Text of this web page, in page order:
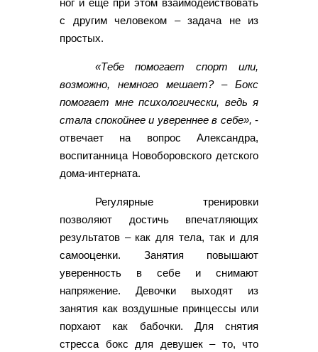
с другим человеком – задача не из
простых.
«Тебе помогает спорт или,
возможно, немного мешает? – Бокс
помогает мне психологически, ведь я
стала спокойнее и увереннее в себе», -
отвечает на вопрос Александра,
воспитанница Новоборовского детского
дома-интерната.
Регулярные тренировки
позволяют достичь впечатляющих
результатов – как для тела, так и для
самооценки. Занятия повышают
уверенность в себе и снимают
напряжение. Девочки выходят из
занятия как воздушные принцессы или
порхают как бабочки. Для снятия
стресса бокс для девушек – то, что